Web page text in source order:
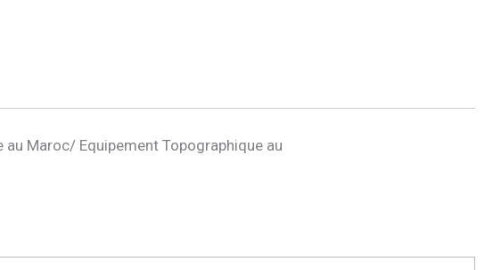
Maroc/ Equipement Topographique au